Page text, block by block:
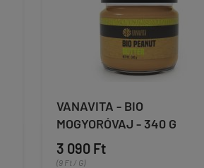
VANAVITA - BIO
MOGYORÓVAJ - 340 G
3 090 Ft
(9 Ft / G)